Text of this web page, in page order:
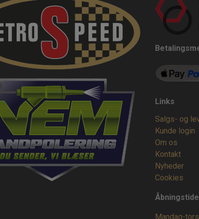
Links
Salgs- og
Kunde login
Om os
Kontakt
Nyheder
Cookies
Mandag-